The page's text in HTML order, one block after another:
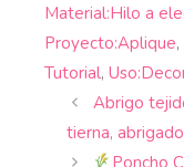
Material:Hilo a
Proyecto:Aplique,
Tutorial,
Abrigo
tierna,
Poncho